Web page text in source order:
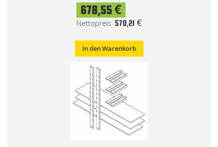
678,55 €
570,21 €
In den Warenkorb